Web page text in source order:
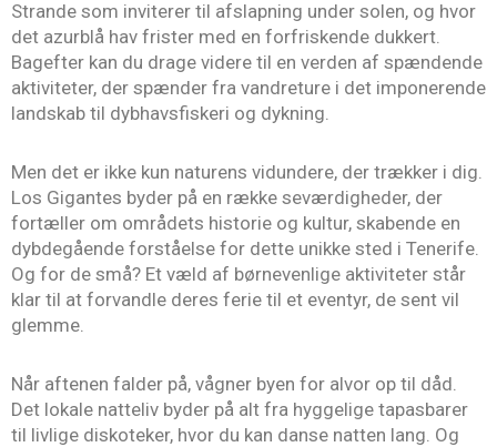
Strande som inviterer til afslapning under solen, og hvor
det azurblå hav frister med en forfriskende dukkert.
Bagefter kan du drage videre til en verden af spændende
aktiviteter, der spænder fra vandreture i det imponerende
landskab til dybhavsfiskeri og dykning.
Men det er ikke kun naturens vidundere, der trækker i dig.
Los Gigantes byder på en række seværdigheder, der
fortæller om områdets historie og kultur, skabende en
dybdegående forståelse for dette unikke sted i Tenerife.
Og for de små? Et væld af børnevenlige aktiviteter står
klar til at forvandle deres ferie til et eventyr, de sent vil
glemme.
Når aftenen falder på, vågner byen for alvor op til dåd.
Det lokale natteliv byder på alt fra hyggelige tapasbarer
til livlige diskoteker, hvor du kan danse natten lang. Og